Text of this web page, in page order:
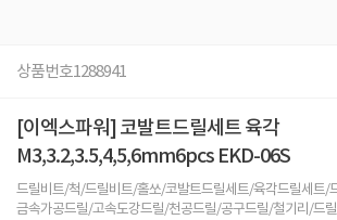
상품번호1288941
[이엑스파워] 코발트드릴세트 육각
M3,3.2,3.5,4,5,6mm6pcs EKD-06S
드릴비트/척/드릴비트/홀쏘/코발트드릴세트/육각드릴세트/
금속가공드릴/고속도강드릴/천공드릴/공구드릴/철기리/드